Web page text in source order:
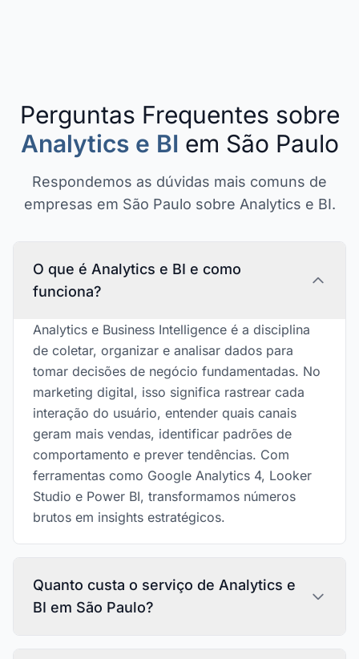
Perguntas Frequentes sobre
Analytics e BI em São Paulo
Respondemos as dúvidas mais comuns de
empresas em São Paulo sobre Analytics e BI.
O que é Analytics e BI e como
funciona?
Analytics e Business Intelligence é a disciplina
de coletar, organizar e analisar dados para
tomar decisões de negócio fundamentadas. No
marketing digital, isso significa rastrear cada
interação do usuário, entender quais canais
geram mais vendas, identificar padrões de
comportamento e prever tendências. Com
ferramentas como Google Analytics 4, Looker
Studio e Power BI, transformamos números
brutos em insights estratégicos.
Quanto custa o serviço de Analytics e
BI em São Paulo?